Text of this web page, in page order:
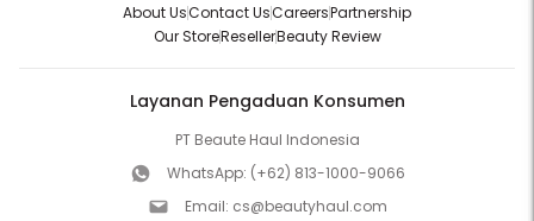
About UsContact UsCareersPartnership
Our StoreResellerBeauty Review
Layanan Pengaduan Konsumen
PT Beaute Haul Indonesia
WhatsApp: (+62) 813-1000-9066
Email: cs@beautyhaul.com